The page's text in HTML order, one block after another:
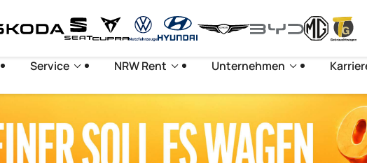
Service NRW Rent Unternehmen